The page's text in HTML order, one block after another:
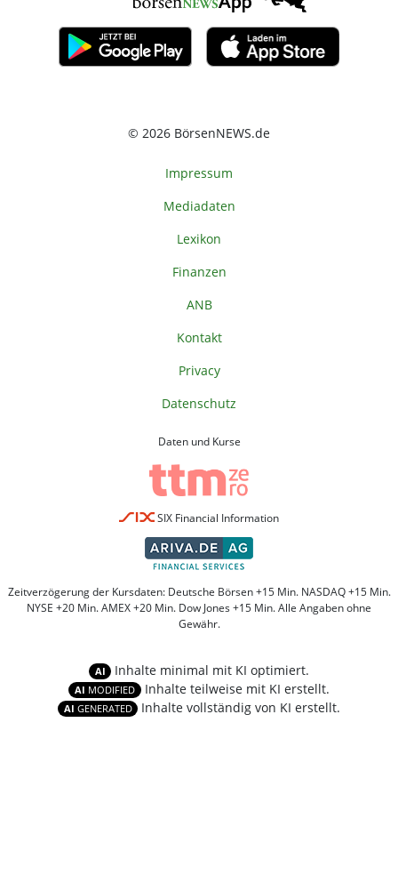
© 2026 BörsenNEWS.de
Impressum
Mediadaten
Lexikon
Finanzen
ANB
Kontakt
Privacy
Datenschutz
Daten und Kurse
SIX Financial Information
Zeitverzögerung der Kursdaten: Deutsche Börsen +15 Min. NASDAQ +15 Min.
NYSE +20 Min. AMEX +20 Min. Dow Jones +15 Min. Alle Angaben ohne
Gewähr.
AI Inhalte minimal mit KI optimiert.
AI MODIFIED Inhalte teilweise mit KI erstellt.
AI GENERATED Inhalte vollständig von KI erstellt.